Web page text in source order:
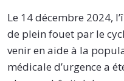
Le 14 décembre 2024,
de plein fouet par le
venir en aide à la
médicale d’urgence a